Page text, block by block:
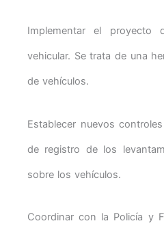
Implementar el proyecto
vehicular. Se trata de una
de vehículos.
Establecer nuevos
de registro de los
sobre los vehículos.
Coordinar con la Policía y